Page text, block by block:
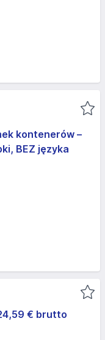
kontenerów –
BEZ języka
€ brutto